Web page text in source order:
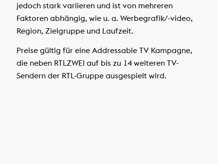
jedoch stark variieren und ist von mehreren
Faktoren abhängig, wie u. a. Werbegrafik/-video,
Region, Zielgruppe und Laufzeit.
Preise gültig für eine Addressable TV Kampagne,
die neben RTLZWEI auf bis zu 14 weiteren TV-
Sendern der RTL-Gruppe ausgespielt wird.